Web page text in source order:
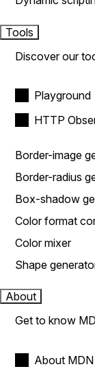
Tools
Discover our
Playground
HTTP
Border-image
Border-radius
Box-shadow
Color format
Color mixer
Shape
About
Get to know
About MDN